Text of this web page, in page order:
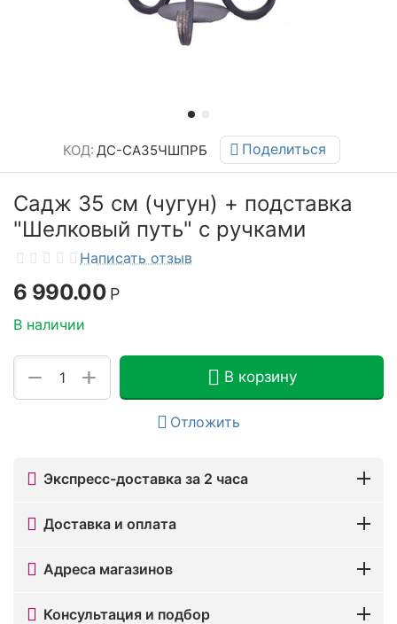
КОД: ДС-СА35ЧШПРБ Поделиться
Садж 35 см (чугун) + подставка
"Шелковый путь" с ручками
Написать отзыв
6 990.00 Р
В наличии
+
− В корзину
Отложить
Экспресс-доставка за 2 часа
Доставка и оплата
Адреса магазинов
Консультация и подбор